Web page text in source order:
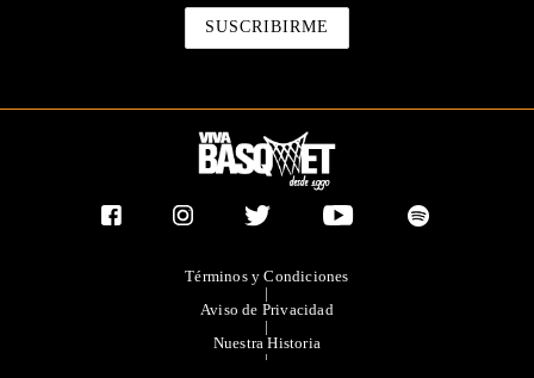
Términos y Condiciones
|
Aviso de Privacidad
|
Nuestra Historia
|